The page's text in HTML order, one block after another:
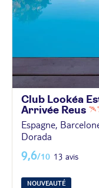
Club Lookéa
Arrivée Reus
Espagne,
Dorada
9,6/10 13 avis
NOUVEAUTÉ